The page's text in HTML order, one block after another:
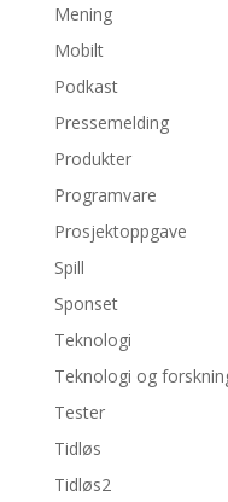
Mening
Mobilt
Podkast
Pressemelding
Produkter
Programvare
Prosjektoppgave
Spill
Sponset
Teknologi
Teknologi og
Tester
Tidløs
Tidløs2